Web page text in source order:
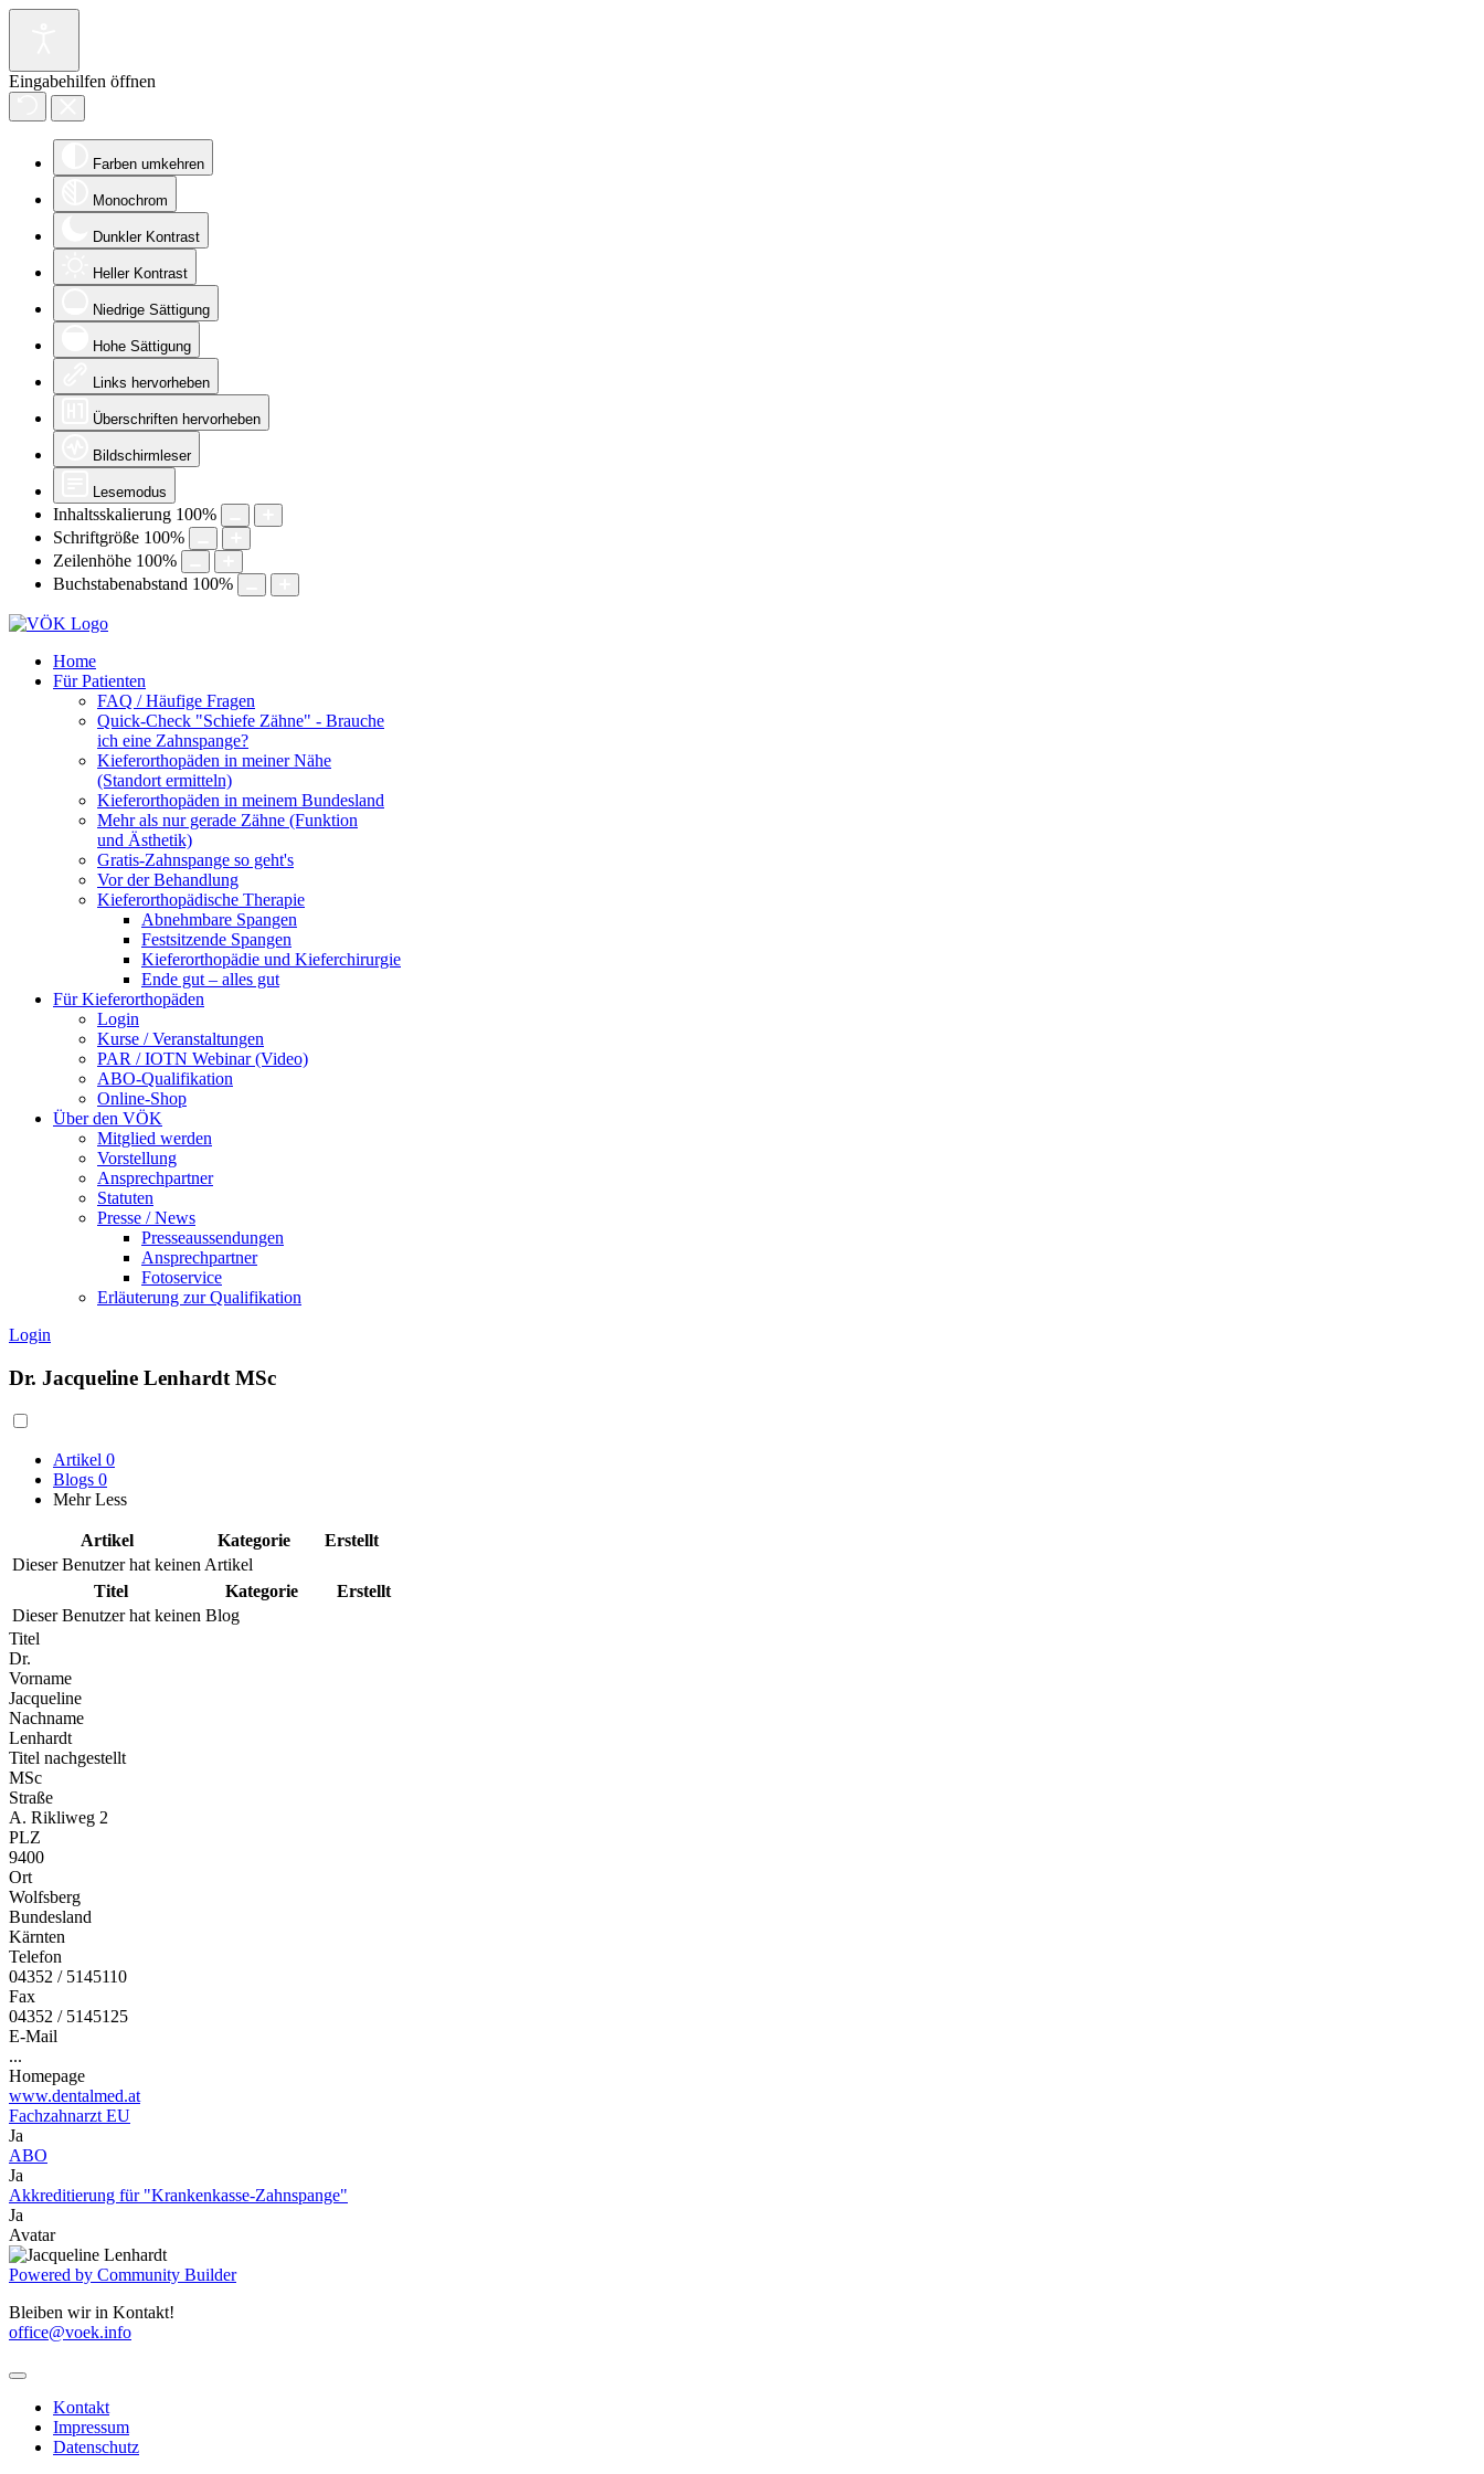
Eingabehilfen öffnen
Farben umkehren
Monochrom
Dunkler Kontrast
Heller Kontrast
Niedrige Sättigung
Hohe Sättigung
Links hervorheben
Überschriften hervorheben
Bildschirmleser
Lesemodus
Inhaltsskalierung 100%
Schriftgröße 100%
Zeilenhöhe 100%
Buchstabenabstand 100%
Home
Für Patienten
FAQ / Häufige Fragen
Quick-Check "Schiefe Zähne" - Brauche
ich eine Zahnspange?
Kieferorthopäden in meiner Nähe
(Standort ermitteln)
Kieferorthopäden in meinem Bundesland
Mehr als nur gerade Zähne (Funktion
und Ästhetik)
Gratis-Zahnspange so geht's
Vor der Behandlung
Kieferorthopädische Therapie
Abnehmbare Spangen
Festsitzende Spangen
Kieferorthopädie und Kieferchirurgie
Ende gut – alles gut
Für Kieferorthopäden
Login
Kurse / Veranstaltungen
PAR / IOTN Webinar (Video)
ABO-Qualifikation
Online-Shop
Über den VÖK
Mitglied werden
Vorstellung
Ansprechpartner
Statuten
Presse / News
Presseaussendungen
Ansprechpartner
Fotoservice
Erläuterung zur Qualifikation
Login
Dr. Jacqueline Lenhardt MSc
Artikel 0
Blogs 0
Mehr Less
Artikel Kategorie
Erstellt
Dieser Benutzer hat keinen Artikel
Titel
Kategorie
Erstellt
Dieser Benutzer hat keinen Blog
Titel
Dr.
Vorname
Jacqueline
Nachname
Lenhardt
Titel nachgestellt
MSc
Straße
A. Rikliweg 2
PLZ
9400
Ort
Wolfsberg
Bundesland
Kärnten
Telefon
04352 / 5145110
Fax
04352 / 5145125
E-Mail
...
Homepage
www.dentalmed.at
Fachzahnarzt EU
Ja
ABO
Ja
Akkreditierung für "Krankenkasse-Zahnspange"
Ja
Avatar
Powered by Community Builder
Bleiben wir in Kontakt!
office@voek.info
Kontakt
Impressum
Datenschutz